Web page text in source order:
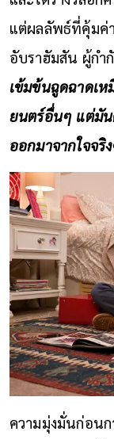
แต่ผลลัพธ์ที่คุ้มค่
อับราฮัมสัน ผู้กำ
เข้มข้นฉูดฉาดเ
ยนตร์อื่นๆ แต่มัน
ออกมาจากใจจริ
ความมุ่งมั่นก่อนก